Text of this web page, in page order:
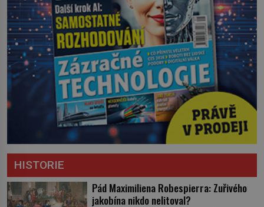
HISTORIE
Pád Maximiliena Robespierra: Zuřivého
jakobína nikdo nelitoval?